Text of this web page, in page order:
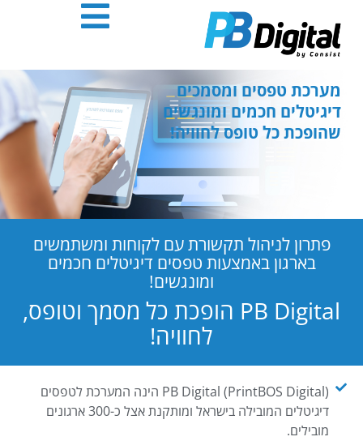
אנטר
מערכת טפסים ומסמכים
דיגיטלים חכמים ומונגשים
שהופכת כל טופס לחוויה!
פתרון לניהול תקשורת עם לקוחות ומשתמשים
בארגון באמצעות טפסים דיגיטלים חכמים
ומונגשים!
PB Digital הופכת כל מסמך וטופס,
לחוויה!
PB Digital (PrintBOS Digital) הינה המערכת לטפסים
דיגיטלים המובילה בישראל ומותקנת אצל כ-300 ארגונים
מובילים.